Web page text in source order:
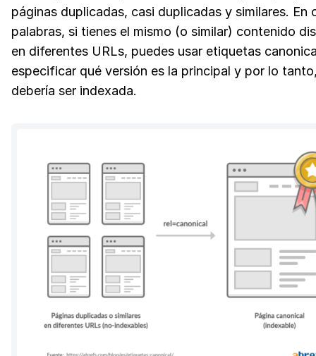
páginas duplicadas, casi duplicadas y similares. En
palabras, si tienes el mismo (o similar) contenido
en diferentes URLs, puedes usar etiquetas
especificar qué versión es la principal y por lo
debería ser indexada.